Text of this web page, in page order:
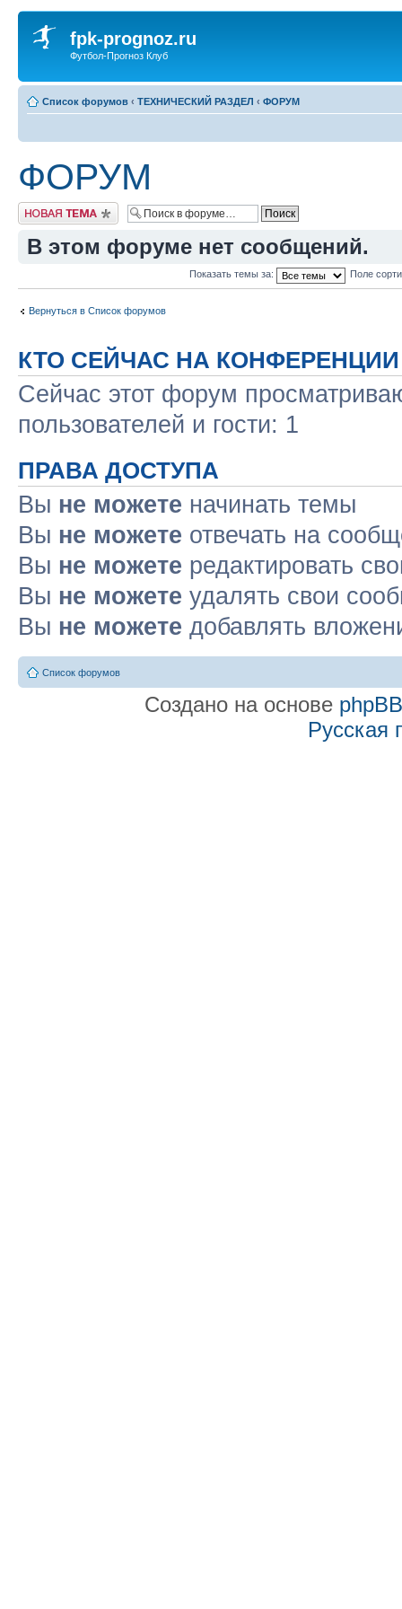
fpk-prognoz.ru
Футбол-Прогноз Клуб
Список форумов ‹ ТЕХНИЧЕСКИЙ РАЗДЕЛ ‹ ФОРУМ
ФОРУМ
Новая тема
В этом форуме нет сообщений.
Показать темы за: Поле
Вернуться в Список форумов
КТО СЕЙЧАС НА КОНФЕРЕНЦИИ
Сейчас этот форум
пользователей и гости: 1
ПРАВА ДОСТУПА
Вы не можете начинать темы
Вы не можете отвечать на
Вы не можете редактировать
Вы не можете удалять свои
Вы не можете добавлять
Список форумов
Создано на основе phpBB
Русская